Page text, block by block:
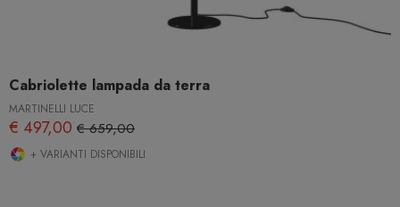
Cabriolette lampada da terra
MARTINELLI LUCE
€ 497,00 € 659,00
+ VARIANTI DISPONIBILI